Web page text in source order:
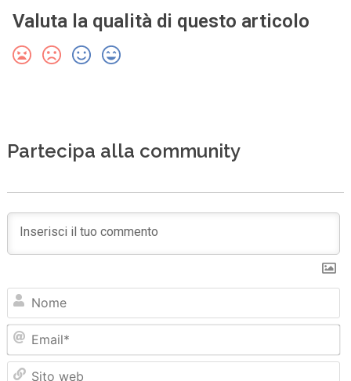
Valuta la qualità di questo articolo
Partecipa alla community